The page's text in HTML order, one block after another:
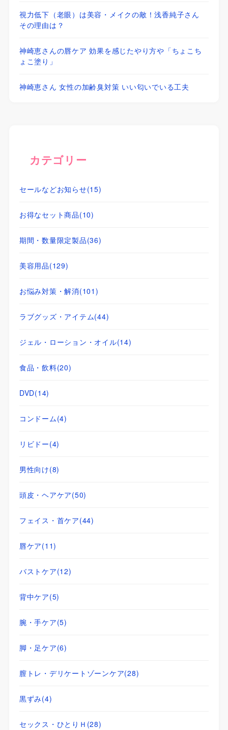
視力低下（老眼）は美容・メイクの敵！浅香純子さん
その理由は？
神崎恵さんの唇ケア 効果を感じたやり方や「ちょこち
ょこ塗り」
神崎恵さん 女性の加齢臭対策 いい匂いでいる工夫
カテゴリー
セールなどお知らせ(15)
お得なセット商品(10)
期間・数量限定製品(36)
美容用品(129)
お悩み対策・解消(101)
ラブグッズ・アイテム(44)
ジェル・ローション・オイル(14)
食品・飲料(20)
DVD(14)
コンドーム(4)
リビドー(4)
男性向け(8)
頭皮・ヘアケア(50)
フェイス・首ケア(44)
唇ケア(11)
バストケア(12)
背中ケア(5)
腕・手ケア(5)
脚・足ケア(6)
膣トレ・デリケートゾーンケア(28)
黒ずみ(4)
セックス・ひとりＨ (28)